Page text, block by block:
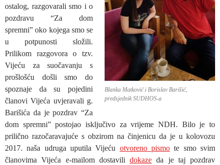
Blanka Matković i Borislav Barišić,
predsjednik SUDHOS-a
ostalog, razgovarali smo i o
pozdravu “Za dom
spremni” oko kojega smo se
u potpunosti složili.
Prilikom razgovora o tzv.
Vijeću za suočavanju s
prošlošću došli smo do
spoznaje da su pojedini
članovi Vijeća uvjeravali g.
Barišića da je pozdrav “Za
dom spremni” postojao isključivo za vrijeme NDH. Bilo je to
prilično razočaravajuće s obzirom na činjenicu da je u kolovozu
2017. naša udruga uputila Vijeću otvoreno pismo te smo svim
članovima Vijeća e-mailom dostavili dokaze da je taj pozdrav